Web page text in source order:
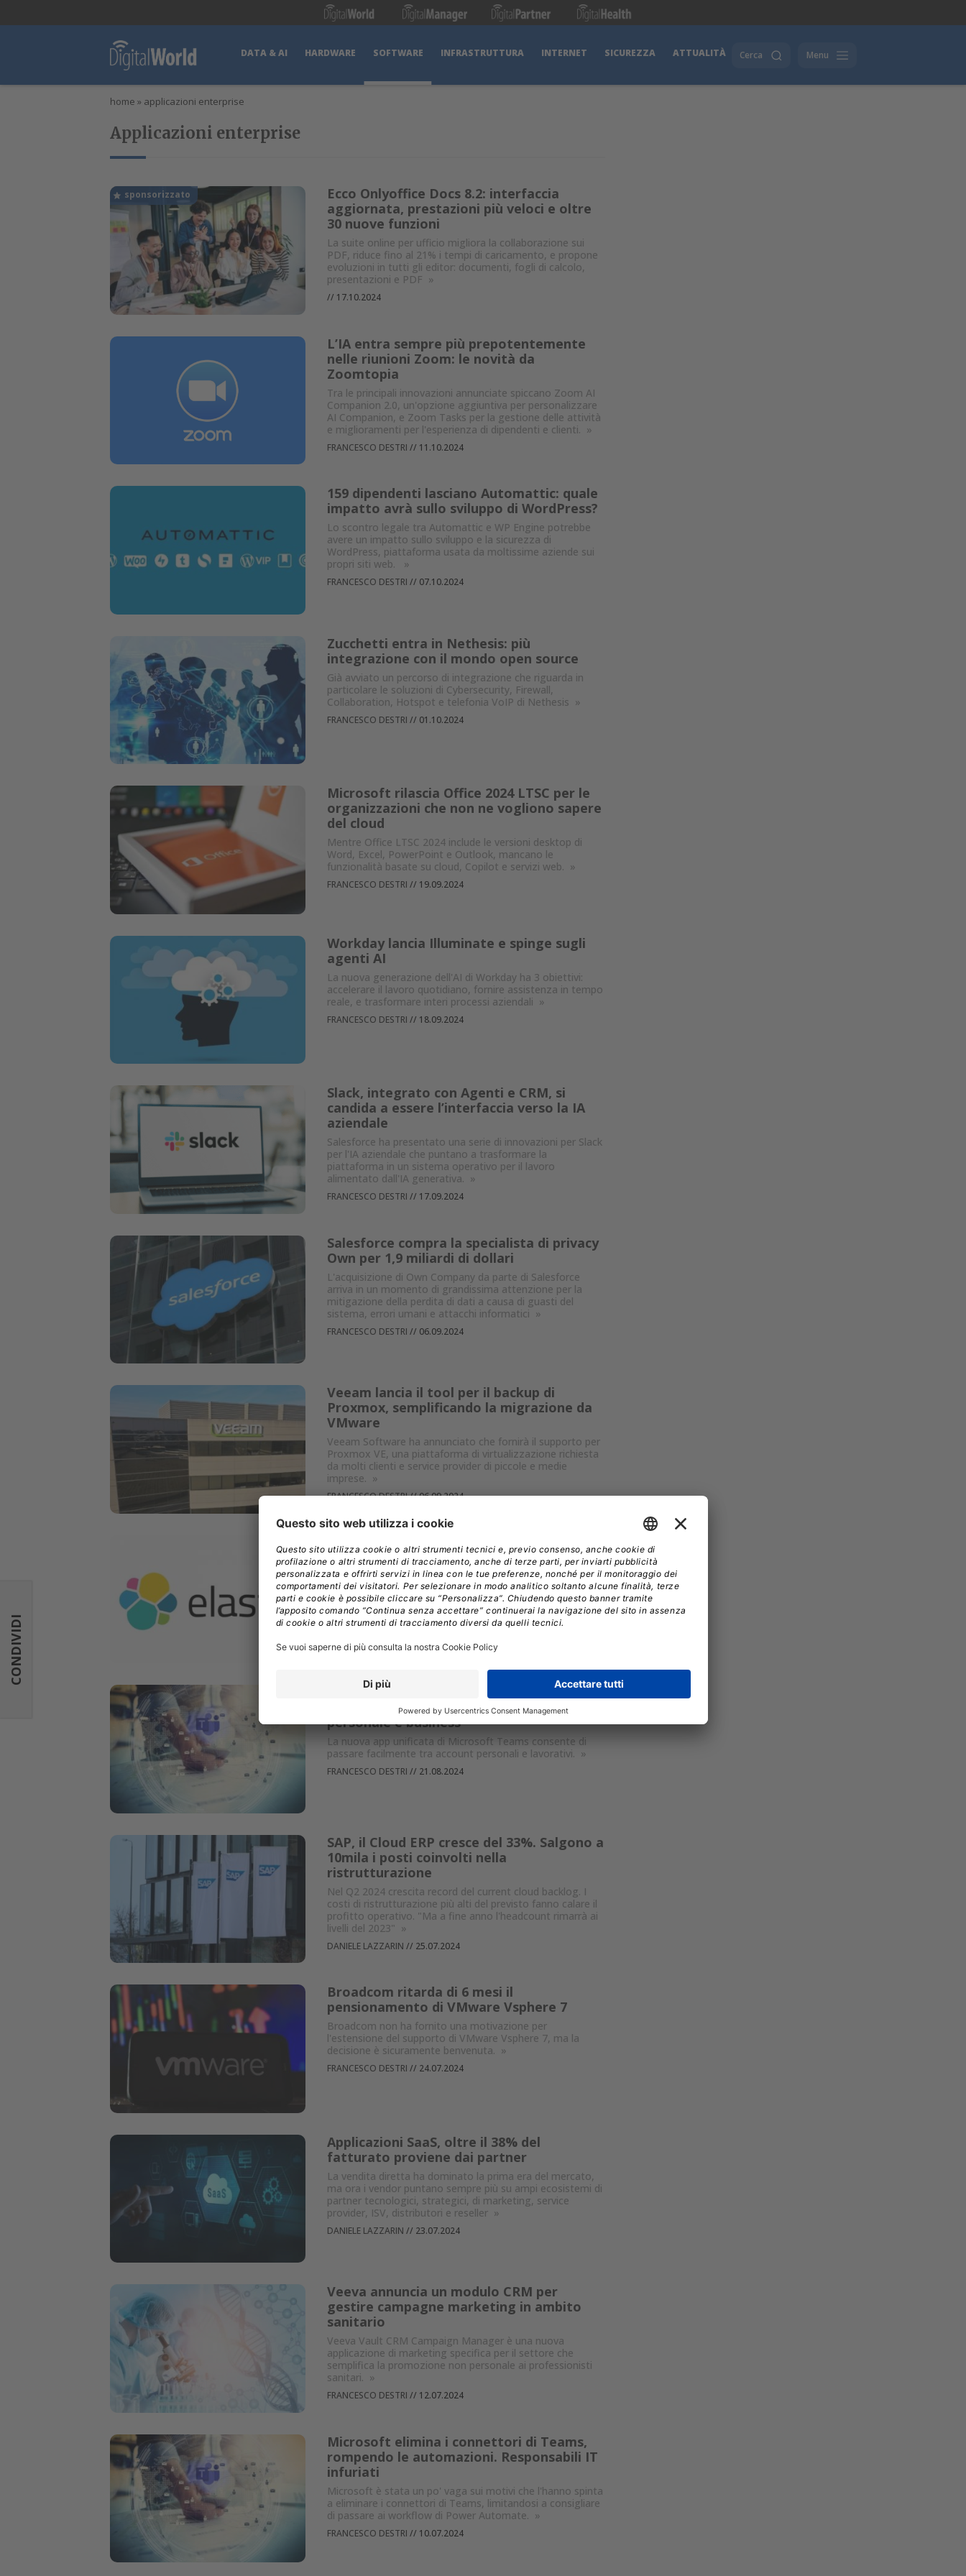
DATA & AI HARDWARE SOFTWARE INFRASTRUTTURA INTERNET SICUREZZA ATTUALITÀ Cerca Menu
home » applicazioni enterprise
Applicazioni enterprise
Ecco Onlyoffice Docs 8.2: interfaccia
aggiornata, prestazioni più veloci e oltre
30 nuove funzioni
La suite online per ufficio migliora la collaborazione sui
PDF, riduce fino al 21% i tempi di caricamento, e propone
evoluzioni in tutti gli editor: documenti, fogli di calcolo,
presentazioni e PDF »
// 17.10.2024
L’IA entra sempre più prepotentemente
nelle riunioni Zoom: le novità da
Zoomtopia
Tra le principali innovazioni annunciate spiccano Zoom AI
Companion 2.0, un'opzione aggiuntiva per personalizzare
AI Companion, e Zoom Tasks per la gestione delle attività
e miglioramenti per l'esperienza di dipendenti e clienti. »
FRANCESCO DESTRI // 11.10.2024
159 dipendenti lasciano Automattic: quale
impatto avrà sullo sviluppo di WordPress?
Lo scontro legale tra Automattic e WP Engine potrebbe
avere un impatto sullo sviluppo e la sicurezza di
WordPress, piattaforma usata da moltissime aziende sui
propri siti web.
»
FRANCESCO DESTRI // 07.10.2024
Zucchetti entra in Nethesis: più
integrazione con il mondo open source
Già avviato un percorso di integrazione che riguarda in
particolare le soluzioni di Cybersecurity, Firewall,
Collaboration, Hotspot e telefonia VoIP di Nethesis »
FRANCESCO DESTRI // 01.10.2024
Microsoft rilascia Office 2024 LTSC per le
organizzazioni che non ne vogliono sapere
del cloud
Mentre Office LTSC 2024 include le versioni desktop di
Word, Excel, PowerPoint e Outlook, mancano le
funzionalità basate su cloud, Copilot e servizi web. »
FRANCESCO DESTRI // 19.09.2024
Workday lancia Illuminate e spinge sugli
agenti AI
La nuova generazione dell'AI di Workday ha 3 obiettivi:
accelerare il lavoro quotidiano, fornire assistenza in tempo
reale, e trasformare interi processi aziendali »
FRANCESCO DESTRI // 18.09.2024
Slack, integrato con Agenti e CRM, si
candida a essere l’interfaccia verso la IA
aziendale
Salesforce ha presentato una serie di innovazioni per Slack
per l'IA aziendale che puntano a trasformare la
piattaforma in un sistema operativo per il lavoro
alimentato dall'IA generativa. »
FRANCESCO DESTRI // 17.09.2024
Salesforce compra la specialista di privacy
Own per 1,9 miliardi di dollari
L'acquisizione di Own Company da parte di Salesforce
arriva in un momento di grandissima attenzione per la
mitigazione della perdita di dati a causa di guasti del
sistema, errori umani e attacchi informatici »
FRANCESCO DESTRI // 06.09.2024
Veeam lancia il tool per il backup di
Proxmox, semplificando la migrazione da
VMware
Veeam Software ha annunciato che fornirà il supporto per
Proxmox VE, una piattaforma di virtualizzazione richiesta
da molti clienti e service provider di piccole e medie
imprese. »
FRANCESCO DESTRI//06.09.2024
Elastic cambia la sua licenza e torna a
essere software libero
Questo cambio di licenza solleva questioni sulla strategia a
lungo termine di Elastic e sul futuro della collaborazione
nel settore del software open source. »
FRANCESCO DESTRI//05.09.2024
Microsoft Teams è finalmente stato
unificato: una sola applicazione per uso
personale e business
La nuova app unificata di Microsoft Teams consente di
passare facilmente tra account personali e lavorativi. »
FRANCESCO DESTRI // 21.08.2024
SAP, il Cloud ERP cresce del 33%. Salgono a
10mila i posti coinvolti nella
ristrutturazione
Nel Q2 2024 crescita record del current cloud backlog. I
costi di ristrutturazione più alti del previsto fanno calare il
profitto operativo. "Ma a fine anno l'headcount rimarrà ai
livelli del 2023" »
DANIELE LAZZARIN // 25.07.2024
Broadcom ritarda di 6 mesi il
pensionamento di VMware Vsphere 7
Broadcom non ha fornito una motivazione per
l'estensione del supporto di VMware Vsphere 7, ma la
decisione è sicuramente benvenuta. »
FRANCESCO DESTRI // 24.07.2024
Applicazioni SaaS, oltre il 38% del
fatturato proviene dai partner
La vendita diretta ha dominato la prima era del mercato,
ma ora i vendor puntano sempre più su ampi ecosistemi di
partner tecnologici, strategici, di marketing, service
provider, ISV, distributori e reseller »
DANIELE LAZZARIN // 23.07.2024
Veeva annuncia un modulo CRM per
gestire campagne marketing in ambito
sanitario
Veeva Vault CRM Campaign Manager è una nuova
applicazione di marketing specifica per il settore che
semplifica la promozione non personale ai professionisti
sanitari. »
FRANCESCO DESTRI // 12.07.2024
Microsoft elimina i connettori di Teams,
rompendo le automazioni. Responsabili IT
infuriati
Microsoft è stata un po' vaga sui motivi che l'hanno spinta
a eliminare i connettori di Teams, limitandosi a consigliare
di passare ai workflow di Power Automate. »
FRANCESCO DESTRI // 10.07.2024
CONDIVIDI